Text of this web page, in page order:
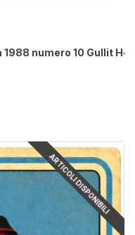
ARTICOLI DISPONIBILI
Gullit Home store